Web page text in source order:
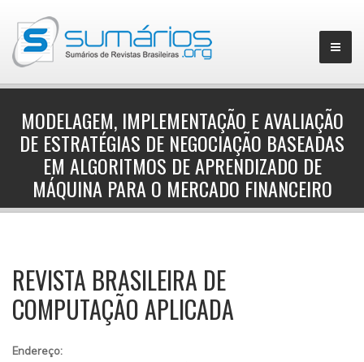
▼
MODELAGEM, IMPLEMENTAÇÃO E AVALIAÇÃO
DE ESTRATÉGIAS DE NEGOCIAÇÃO BASEADAS
EM ALGORITMOS DE APRENDIZADO DE
MÁQUINA PARA O MERCADO FINANCEIRO
REVISTA BRASILEIRA DE
COMPUTAÇÃO APLICADA
Endereço: